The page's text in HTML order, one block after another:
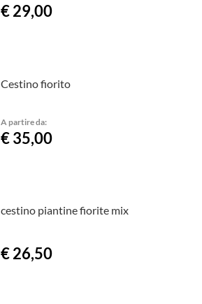
€ 29,00
Cestino fiorito
A partire da:
€ 35,00
cestino piantine fiorite mix
€ 26,50